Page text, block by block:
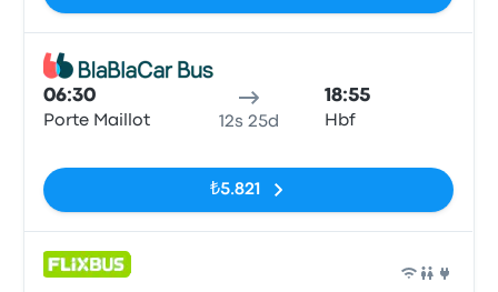
06:30
Porte Maillot 12s 25d
18:55
Hbf
₺5.821